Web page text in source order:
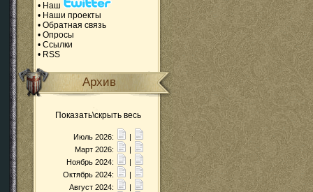
• Наш
• Наши проекты
• Обратная связь
• Опросы
• Ссылки
• RSS
Архив
Показать\скрыть весь
Июль 2026:
|
Март 2026:
|
Ноябрь 2024:
|
Октябрь 2024:
|
Август 2024:
|